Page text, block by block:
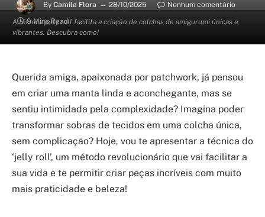
A técnica jelly roll facilita a criação de colchas de amigurumi únicas e
vibrantes. Descubra como!
By Camila Flora 28/10/2025
Nenhum comentário
9 Mins Read
Querida amiga, apaixonada por patchwork, já pensou
em criar uma manta linda e aconchegante, mas se
sentiu intimidada pela complexidade? Imagina poder
transformar sobras de tecidos em uma colcha única,
sem complicação? Hoje, vou te apresentar a técnica do
‘jelly roll’, um método revolucionário que vai facilitar a
sua vida e te permitir criar peças incríveis com muito
mais praticidade e beleza!